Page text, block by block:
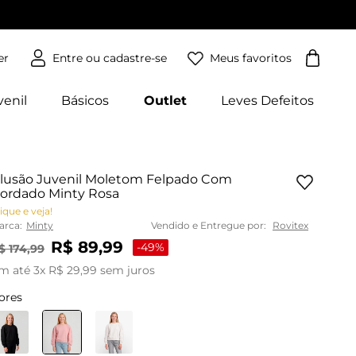
Meus favoritos
Básicos Outlet Leves Defeitos
Juvenil Moletom Felpado Com
Minty Rosa
e veja!
Minty Vendido e Entregue por: Rovitex
174,99 R$ 89,99 -49%
até 3x R$ 29,99 sem juros